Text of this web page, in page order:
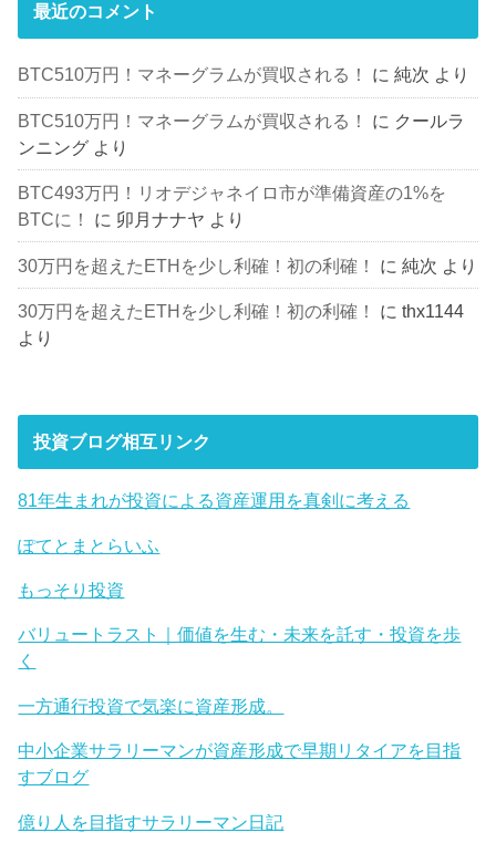
最近のコメント
BTC510万円！マネーグラムが買収される！ に純次 より
BTC510万円！マネーグラムが買収される！ に クールラ
ンニング より
BTC493万円！リオデジャネイロ市が準備資産の1%を
BTCに！
に 卯月ナナヤ より
30万円を超えたETHを少し利確！初の利確！ に純次 より
30万円を超えたETHを少し利確！初の利確！ にthx1144
より
投資ブログ相互リンク
81年生まれが投資による資産運用を真剣に考える
ぽてとまとらいふ
もっそり投資
バリュートラスト｜価値を生む・未来を託す・投資を歩
く
一方通行投資で気楽に資産形成。
中小企業サラリーマンが資産形成で早期リタイアを目指
すブログ
億り人を目指すサラリーマン日記